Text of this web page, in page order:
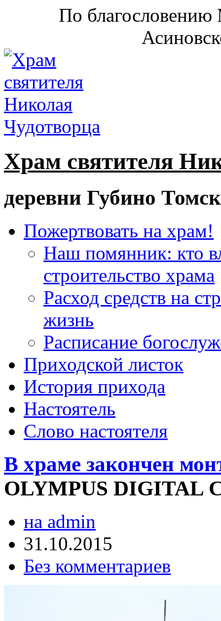
По благословению
Храм святителя
деревни Губино
Пожертвовать на храм!
Наш помянник: кто
строительство храма
Расход средств на
жизнь
Расписание
Приходской листок
История прихода
Настоятель
Слово настоятеля
В храме закончен
OLYMPUS DIGITAL
на admin
31.10.2015
Без комментариев